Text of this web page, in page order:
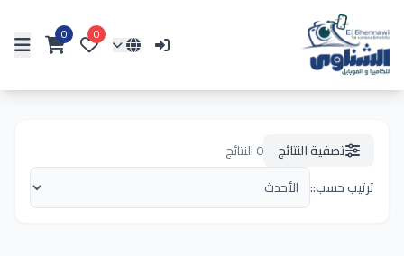
0
0
تصفية النتائج 0النتائج
ترتيب حسب::